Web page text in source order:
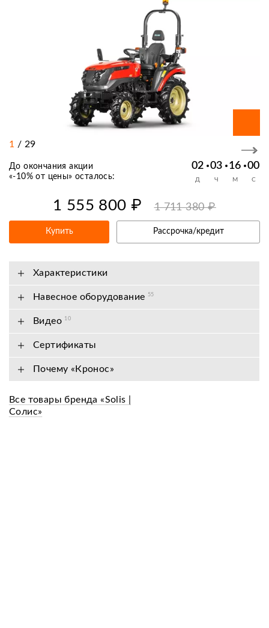
1 / 29
До окончания акции
«-10% от цены» осталось:
02 03 15 59
Д Ч М С
1 555 800 ₽ 1 711 380 ₽
Купить Рассрочка/кредит
Характеристики
Навесное оборудование 55
Видео 10
Сертификаты
Почему «Кронос»
Все товары бренда «Solis |
Cолис»